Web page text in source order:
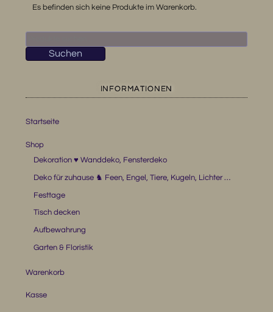
Es befinden sich keine Produkte im Warenkorb.
nach:
Suchen
INFORMATIONEN
Startseite
Shop
Dekoration ♥ Wanddeko, Fensterdeko
Deko für zuhause ♞ Feen, Engel, Tiere, Kugeln, Lichter …
Festtage
Tisch decken
Aufbewahrung
Garten & Floristik
Warenkorb
Kasse